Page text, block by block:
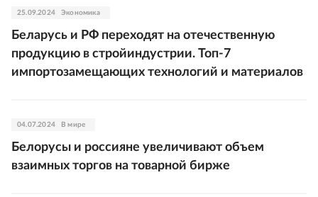
25.09.2024 Экономика
Беларусь и РФ переходят на отечественную
продукцию в стройиндустрии. Топ-7
импортозамещающих технологий и материалов
04.07.2024 В мире
Белорусы и россияне увеличивают объем
взаимных торгов на товарной бирже